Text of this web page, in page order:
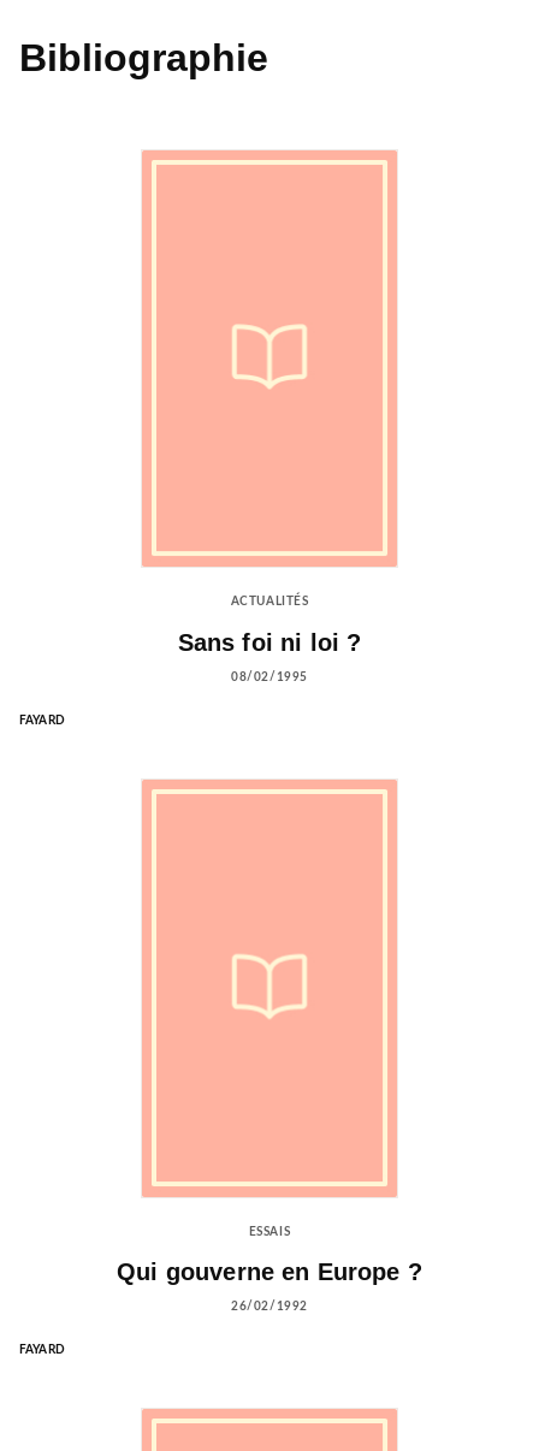
Bibliographie
ACTUALITÉS
Sans foi ni loi ?
08/02/1995
FAYARD
ESSAIS
Qui gouverne en Europe ?
26/02/1992
FAYARD